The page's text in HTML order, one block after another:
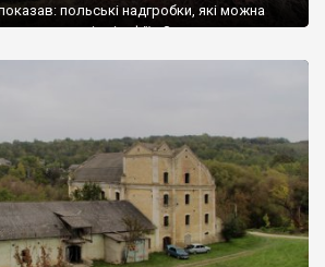
польські надгробки, які можна
польські епітафії… Загалом цвинтар